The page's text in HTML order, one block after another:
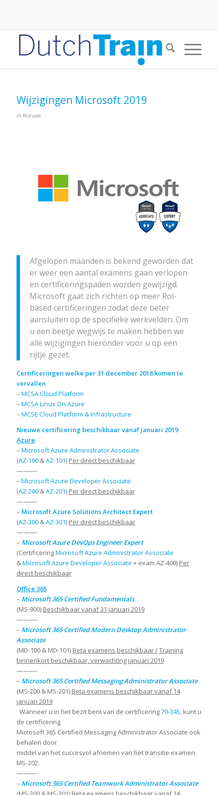
Wijzigingen Microsoft 2019
in Nieuws
Afgelopen maanden is bekend geworden dat
er weer een aantal examens gaan verlopen
en certificeringspaden worden gewijzigd.
Microsoft gaat zich richten op meer Rol-
based certificeringen zodat deze beter
aansluiten op de specifieke werkvelden. Om
u een beetje wegwijs te maken hebben we
alle wijzigingen hieronder voor u op een
rijtje gezet.
Certificeringen welke per 31 december 2018 komen te
vervallen
– MCSA Cloud Platform
– MCSA Linux On Azure
– MCSE Cloud Platform & Infrastructure
Nieuwe certificering beschikbaar vanaf januari 2019
Azure
– Microsoft Azure Administrator Associate
(AZ-100&AZ-101) Per direct beschikbaar
———-
– Microsoft Azure Developer Associate
(AZ-200&AZ-201) Per direct beschikbaar
———-
– Microsoft Azure Solutions Architect Expert
(AZ-300&AZ-301) Per direct beschikbaar
———-
– Microsoft Azure DevOps Engineer Expert
(CertificeringMicrosoft Azure Administrator Associate
&Microsoft Azure Developer Associate + exam AZ-400) Per
direct beschikbaar
Office 365
– Microsoft 365 Certified Fundamentals
(MS-900) Beschikbaar vanaf 31 januari 2019
———-
– Microsoft 365 Certified Modern Desktop Administrator
Associate
(MD-100 & MD-101) Beta examens beschikbaar /Training
binnenkort beschikbaar, verwachting januari 2019
———-
– Microsoft 365 Certified Messaging Administrator Associate
(MS-200 & MS-201) Beta examens beschikbaar vanaf 14
januari 2019
Wanneer u in het bezit bent van de certificering70-345, kunt u
de certificering
Microsoft 365 Certified Messaging Administrator Associate ook
behalen door
middel van het succesvol afnemen van het transitie examen
MS-202.
———-
– Microsoft 365 Certified Teamwork Administrator Associate